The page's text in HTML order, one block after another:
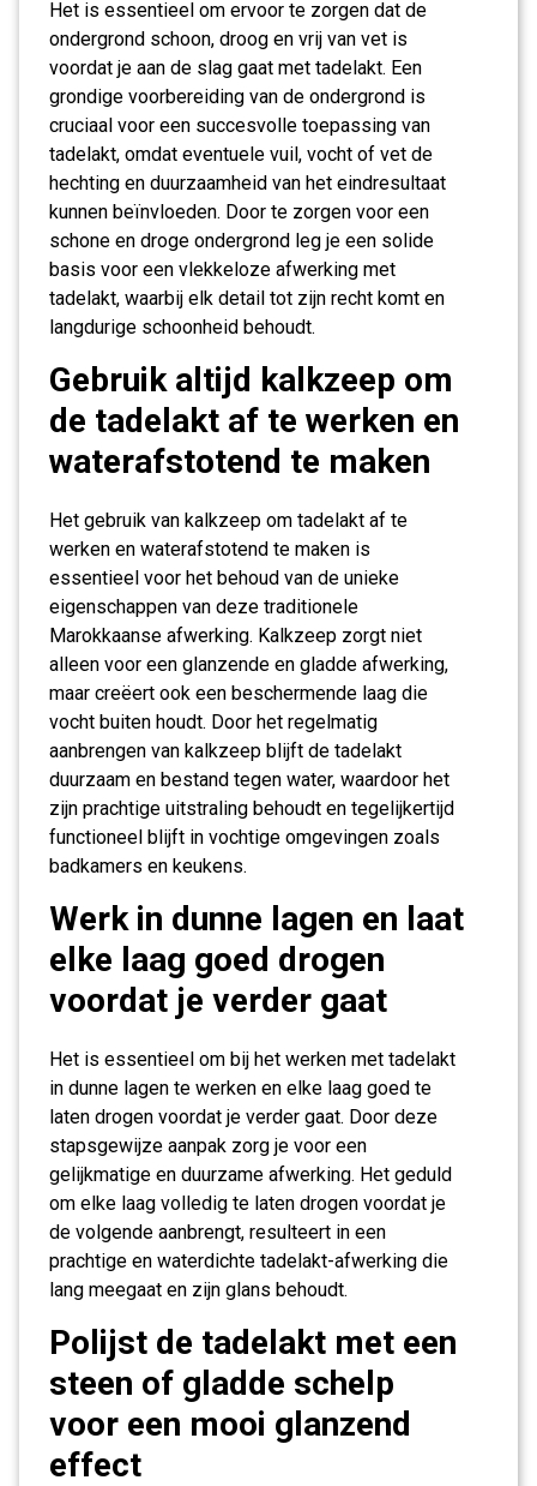
Het is essentieel om ervoor te zorgen dat de
ondergrond schoon, droog en vrij van vet is
voordat je aan de slag gaat met tadelakt. Een
grondige voorbereiding van de ondergrond is
cruciaal voor een succesvolle toepassing van
tadelakt, omdat eventuele vuil, vocht of vet de
hechting en duurzaamheid van het eindresultaat
kunnen beïnvloeden. Door te zorgen voor een
schone en droge ondergrond leg je een solide
basis voor een vlekkeloze afwerking met
tadelakt, waarbij elk detail tot zijn recht komt en
langdurige schoonheid behoudt.
Gebruik altijd kalkzeep om
de tadelakt af te werken en
waterafstotend te maken
Het gebruik van kalkzeep om tadelakt af te
werken en waterafstotend te maken is
essentieel voor het behoud van de unieke
eigenschappen van deze traditionele
Marokkaanse afwerking. Kalkzeep zorgt niet
alleen voor een glanzende en gladde afwerking,
maar creëert ook een beschermende laag die
vocht buiten houdt. Door het regelmatig
aanbrengen van kalkzeep blijft de tadelakt
duurzaam en bestand tegen water, waardoor het
zijn prachtige uitstraling behoudt en tegelijkertijd
functioneel blijft in vochtige omgevingen zoals
badkamers en keukens.
Werk in dunne lagen en laat
elke laag goed drogen
voordat je verder gaat
Het is essentieel om bij het werken met tadelakt
in dunne lagen te werken en elke laag goed te
laten drogen voordat je verder gaat. Door deze
stapsgewijze aanpak zorg je voor een
gelijkmatige en duurzame afwerking. Het geduld
om elke laag volledig te laten drogen voordat je
de volgende aanbrengt, resulteert in een
prachtige en waterdichte tadelakt-afwerking die
lang meegaat en zijn glans behoudt.
Polijst de tadelakt met een
steen of gladde schelp
voor een mooi glanzend
effect